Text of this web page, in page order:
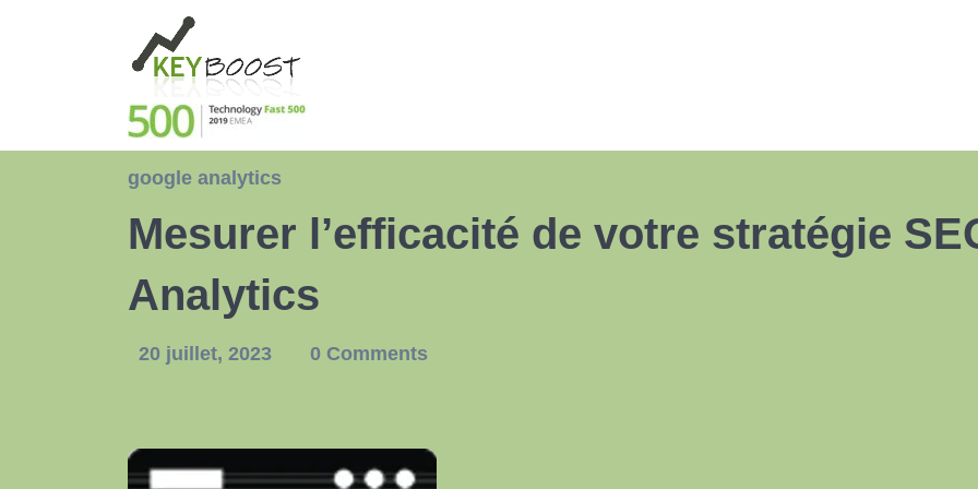
google analytics
Mesurer l’efficacité de votre stratégie
Analytics
20 juillet, 2023 0 Comments